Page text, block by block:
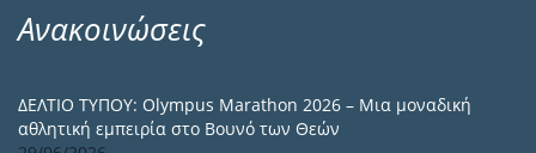
Ανακοινώσεις
ΔΕΛΤΙΟ ΤΥΠΟΥ: Olympus Marathon 2026 – Μια μοναδική
αθλητική εμπειρία στο Βουνό των Θεών